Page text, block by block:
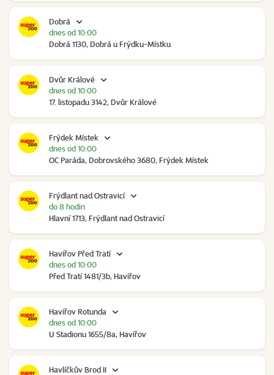
Dobrá
Dobrá 1130, Dobrá u Frýdku-Místku
dnes od 10:00
Dvůr Králové
17. listopadu 3142, Dvůr Králové
dnes od 10:00
Frýdek Místek
OC Paráda, Dobrovského 3680, Frýdek Místek
dnes od 10:00
Frýdlant nad Ostravicí
Hlavní 1713, Frýdlant nad Ostravicí
do 8 hodin
Havířov Před Tratí
Před Tratí 1481/3b, Havířov
dnes od 10:00
Havířov Rotunda
U Stadionu 1655/8a, Havířov
dnes od 10:00
Havlíčkův Brod II